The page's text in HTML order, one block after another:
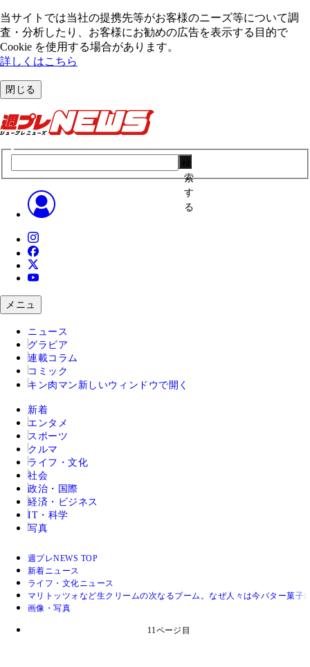
当サイトでは当社の提携先等がお客様のニーズ等について調
査・分析したり、お客様にお勧めの広告を表⽰する⽬的で
Cookie を使⽤する場合があります。
詳しくはこちら
閉じる
索
す
る
メニュ
ニュース
グラビア
連載コラム
コミック
キン肉マン 新しいウィンドウで開く
新着
エンタメ
スポーツ
クルマ
ライフ・文化
社会
政治・国際
経済・ビジネス
IT・科学
写真
週プレNEWS TOP
新着ニュース
ライフ・文化ニュース
マリトッツォなど生クリームの次なるブーム。なぜ人々は今バター菓子
画像・写真
11ページ目